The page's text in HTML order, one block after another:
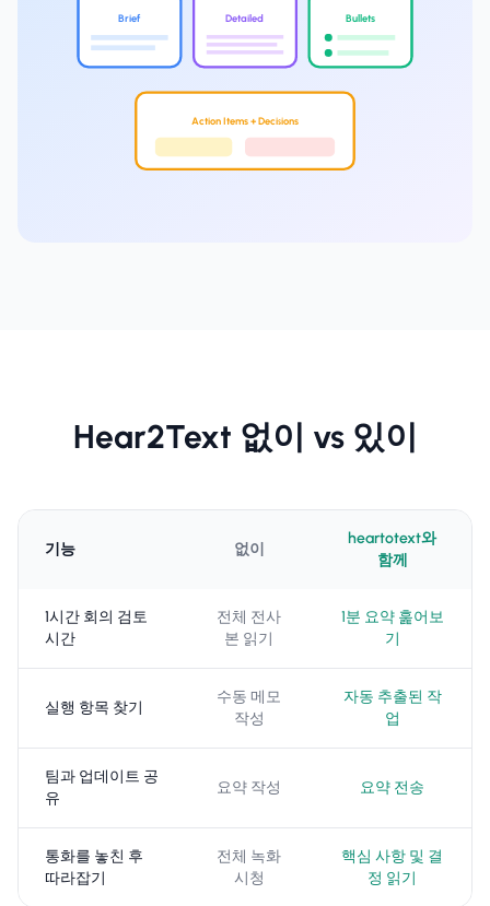
Brief Detailed Bullets
Action Items + Decisions
Hear2Text 없이 vs 있이
기능 없이
heartotext와
함께
1시간 회의 검토
시간
전체 전사
본 읽기
1분 요약 훑어보
기
실행 항목 찾기
수동 메모
작성
자동 추출된 작
업
팀과 업데이트 공
유
요약 작성 요약 전송
통화를 놓친 후
따라잡기
전체 녹화
시청
핵심 사항 및 결
정 읽기